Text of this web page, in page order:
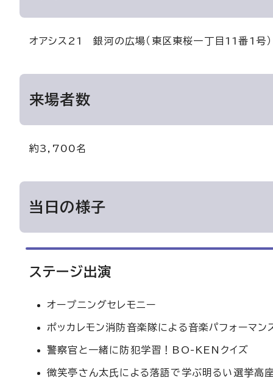
オアシス21 銀河の広場（東区東桜一丁目11番1号）
来場者数
約3,700名
当日の様子
ステージ出演
オープニングセレモニー
ポッカレモン消防音楽隊による音楽パフォーマン
警察官と一緒に防犯学習！BO-KENクイズ
微笑亭さん太氏による落語で学ぶ明るい選挙高